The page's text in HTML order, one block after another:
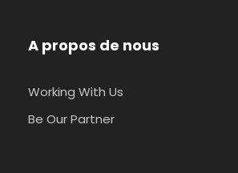
A propos de nous
Working With Us
Be Our Partner